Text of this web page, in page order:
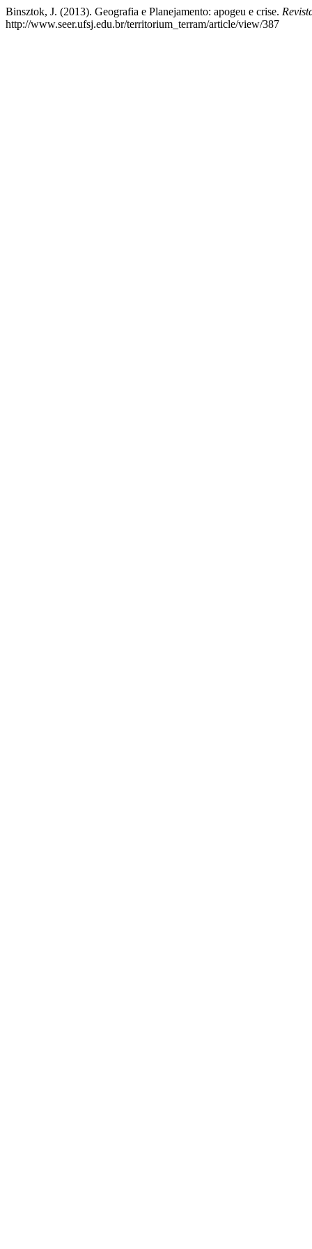
Binsztok, J. (2013). Geografia e Planejamento: apogeu e crise.
http://www.seer.ufsj.edu.br/territorium_terram/article/view/387